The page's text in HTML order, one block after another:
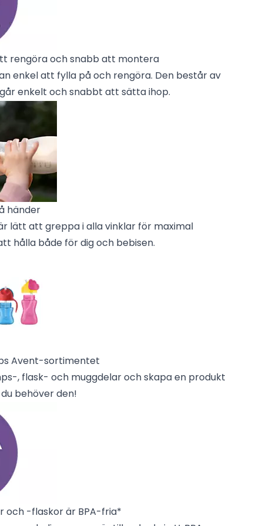
rengöra och snabb att montera
enkel att fylla på och rengöra. Den består av
enkelt och snabbt att sätta ihop.
händer
lätt att greppa i alla vinklar för maximal
hålla både för dig och bebisen.
Avent-sortimentet
, flask- och muggdelar och skapa en produkt
behöver den!
och -flaskor är BPA-fria*